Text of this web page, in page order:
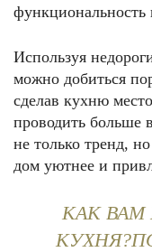
функциональность
Используя
можно добиться
сделав кухню
проводить больше
не только тренд,
дом уютнее и
КАК ВАМ